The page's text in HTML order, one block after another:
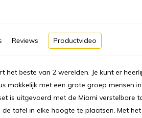
Reviews Productvideo
het beste van 2 werelden. Je kunt er
makkelijk met een grote groep mensen
is uitgevoerd met de Miami verstelbare
tafel in elke hoogte te plaatsen. Met